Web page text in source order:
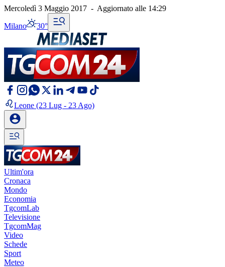
Mercoledì 3 Maggio 2017 - Aggiornato alle 14:29
Milano 30°
Leone (23 Lug - 23 Ago)
Ultim'ora
Cronaca
Mondo
Economia
TgcomLab
Televisione
TgcomMag
Video
Schede
Sport
Meteo